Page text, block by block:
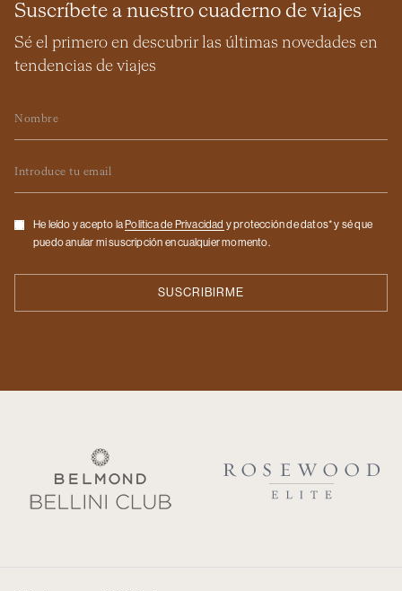
Suscríbete a nuestro cuaderno de viajes
Sé el primero en descubrir las últimas novedades en
tendencias de viajes
Checkbox
He leído y acepto la Politica de Privacidad y protección de datos* y sé que
puedo anular mi suscripción en cualquier momento.